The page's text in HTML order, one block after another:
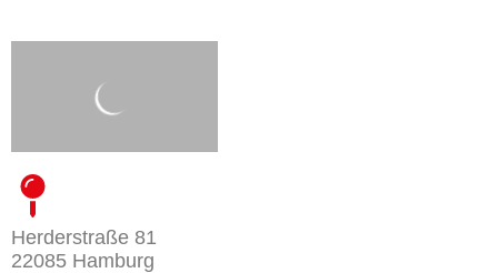
Herderstraße 81
22085 Hamburg